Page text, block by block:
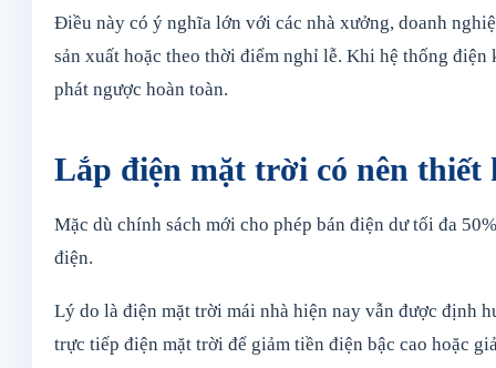
Điều này có ý nghĩa lớn với các nhà xưởng, doanh
sản xuất hoặc theo thời điểm nghỉ lễ. Khi hệ thống
phát ngược hoàn toàn.
Lắp điện mặt trời có nên thiết
Mặc dù chính sách mới cho phép bán điện dư tối đa
điện.
Lý do là điện mặt trời mái nhà hiện nay vẫn được định
trực tiếp điện mặt trời để giảm tiền điện bậc cao hoặc